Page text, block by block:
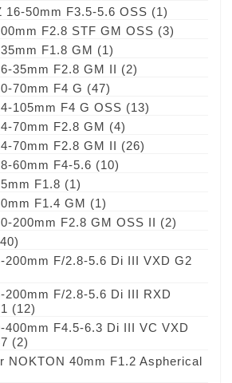
16-50mm F3.5-5.6 OSS (1)
F2.8 STF GM OSS (3)
F1.8 GM (1)
35mm F2.8 GM II (2)
70mm F4 G (47)
105mm F4 G OSS (13)
70mm F2.8 GM (4)
70mm F2.8 GM II (26)
60mm F4-5.6 (10)
F1.8 (1)
F1.4 GM (1)
200mm F2.8 GM OSS II (2)
200mm F/2.8-5.6 Di III VXD G2
200mm F/2.8-5.6 Di III RXD
(12)
400mm F4.5-6.3 Di III VC VXD
(2)
NOKTON 40mm F1.2 Aspherical